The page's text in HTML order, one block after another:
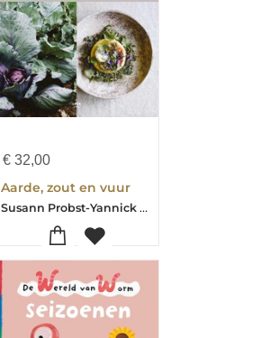
€ 32,00
Aarde, zout en vuur
Susann Probst-Yannick Schon